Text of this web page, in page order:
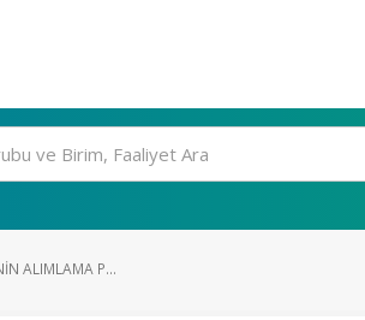
ALIMLAMA P...